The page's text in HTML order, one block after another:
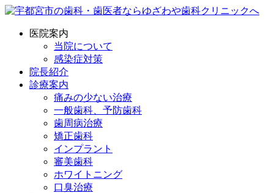
医院案内
当院について
感染症対策
院長紹介
診療案内
痛みの少ない治療
一般歯科、予防歯科
歯周病治療
矯正歯科
インプラント
審美歯科
ホワイトニング
口臭治療